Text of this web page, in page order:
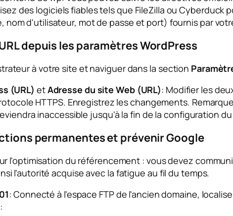
des logiciels fiables tels que FileZilla ou
nom d'utilisateur, mot de passe et port) fournis par
depuis les paramètres WordPress
à votre site et naviguer dans la section
(URL) etAdresse du site Web (URL): Modifier les
HTTPS. Enregistrez les changements.
inaccessible jusqu'à la fin de la configuration
permanentes et prévenir Google
l'optimisation du référencement : vous devez
l'autorité acquise avec la fatigue au fil du temps.
: Connecté à l'espace FTP de l'ancien domaine,